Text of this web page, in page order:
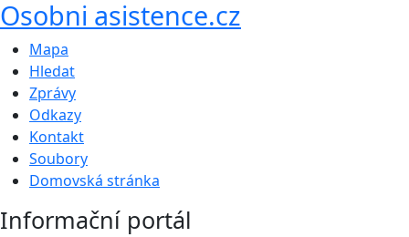
Osobni asistence.cz
Mapa
Hledat
Zprávy
Odkazy
Kontakt
Soubory
Domovská stránka
Informační portál